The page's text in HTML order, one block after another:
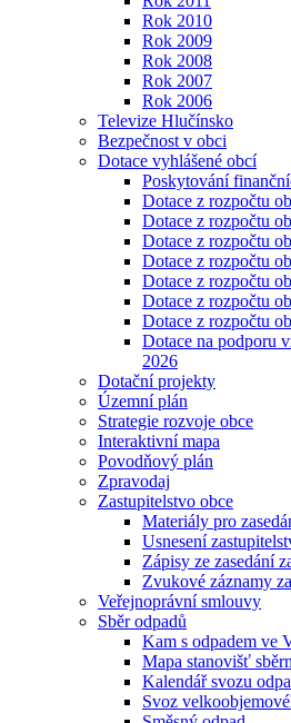
Rok 2010
Rok 2009
Rok 2008
Rok 2007
Rok 2006
Televize Hlučínsko
Bezpečnost v obci
Dotace vyhlášené obcí
Poskytování
Dotace z rozpočtu
Dotace z rozpočtu
Dotace z rozpočtu
Dotace z rozpočtu
Dotace z rozpočtu
Dotace z rozpočtu
Dotace z rozpočtu
Dotace na podporu
2026
Dotační projekty
Územní plán
Strategie rozvoje obce
Interaktivní mapa
Povodňový plán
Zpravodaj
Zastupitelstvo obce
Materiály pro
Usnesení
Zápisy ze zasedání
Zvukové záznamy
Veřejnoprávní smlouvy
Sběr odpadů
Kam s odpadem ve
Mapa stanovišť
Kalendář svozu
Svoz